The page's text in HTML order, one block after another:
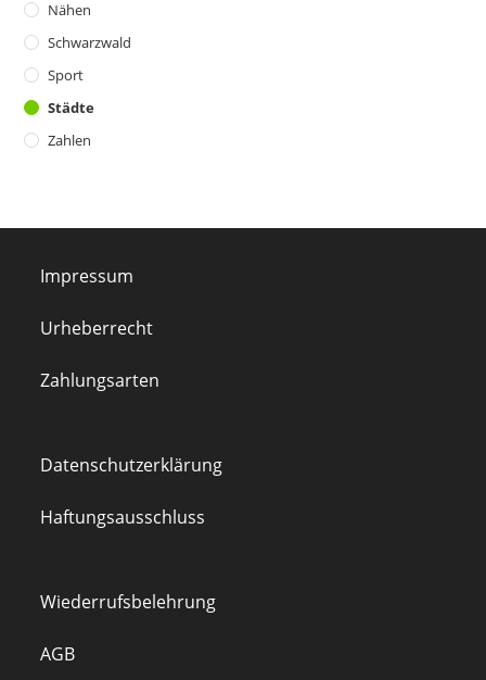
Nähen
Schwarzwald
Sport
Städte
Zahlen
Impressum
Urheberrecht
Zahlungsarten
Datenschutzerklärung
Haftungsausschluss
Wiederrufsbelehrung
AGB